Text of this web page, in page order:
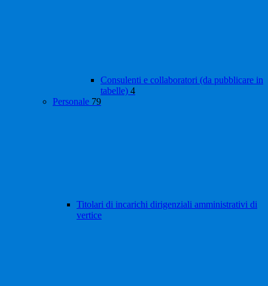
Consulenti e collaboratori (da pubblicare in
tabelle) 4
Personale 79
Titolari di incarichi dirigenziali amministrativi di
vertice